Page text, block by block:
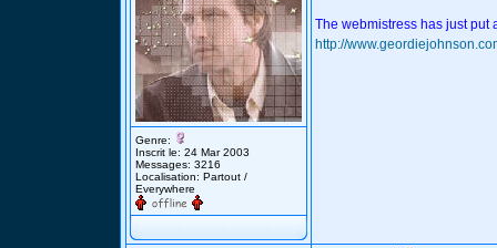
Genre:
Inscrit le: 24 Mar 2003
Messages: 3216
Localisation: Partout /
Everywhere
The webmistress has just put
http://